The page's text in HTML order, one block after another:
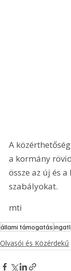
A
a kormány
össze az új és
szabályokat.
mti
állami támogatás
Olvasói és Közérdekű